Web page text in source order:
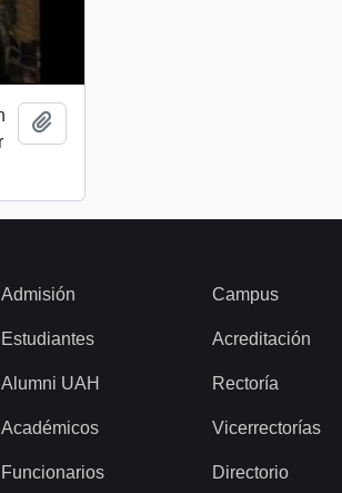
Admisión
Estudiantes
Alumni UAH
Académicos
Funcionarios
Campus
Acreditación
Rectoría
Vicerrectorías
Directorio